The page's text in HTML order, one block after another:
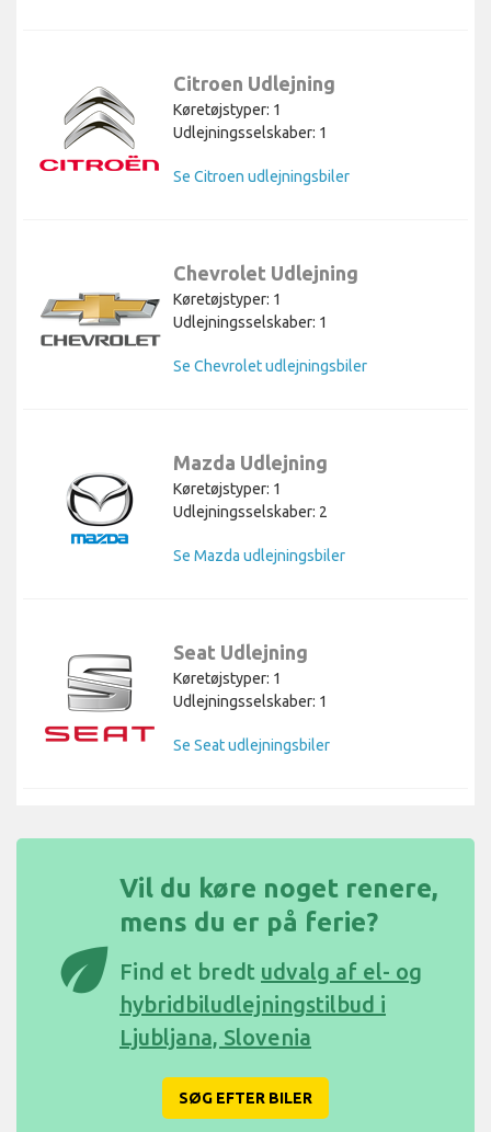
Citroen Udlejning
Køretøjstyper: 1
Udlejningsselskaber: 1
Se Citroen udlejningsbiler
Chevrolet Udlejning
Køretøjstyper: 1
Udlejningsselskaber: 1
Se Chevrolet udlejningsbiler
Mazda Udlejning
Køretøjstyper: 1
Udlejningsselskaber: 2
Se Mazda udlejningsbiler
Seat Udlejning
Køretøjstyper: 1
Udlejningsselskaber: 1
Se Seat udlejningsbiler
eco
Vil du køre noget renere,
mens du er på ferie?
Find et bredt udvalg af el- og
hybridbiludlejningstilbud i
Ljubljana, Slovenia
SØG EFTER BILER